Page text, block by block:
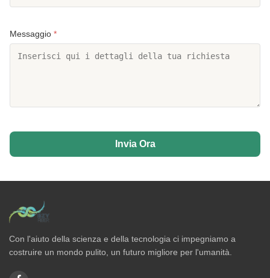
Messaggio *
Invia Ora
Con l'aiuto della scienza e della tecnologia ci impegniamo a
costruire un mondo pulito, un futuro migliore per l'umanità.